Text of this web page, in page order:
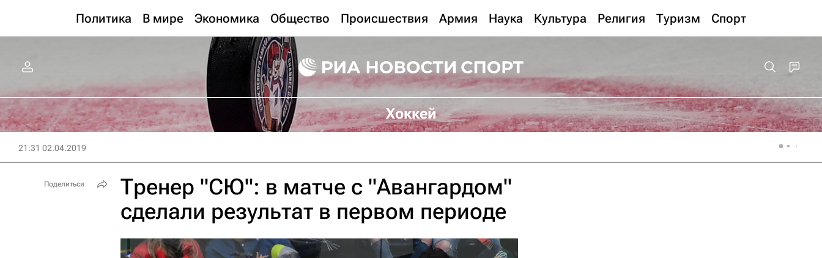
Политика В мире Экономика Общество Происшествия Армия Наука Культура Религия Туризм Спорт
Хоккей
21:31 02.04.2019
Тренер "СЮ": в матче с "Авангардом"
сделали результат в первом периоде
Поделиться